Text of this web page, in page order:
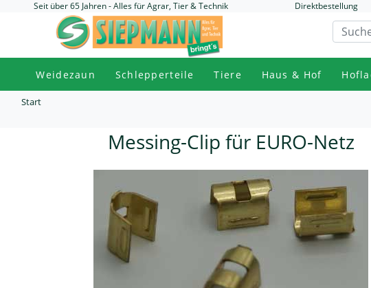
Seit über 65 Jahren - Alles für Agrar, Tier & Technik Direktbestellung
Weidezaun Schlepperteile Tiere Haus & Hof
Start
Messing-Clip für EURO-Netz